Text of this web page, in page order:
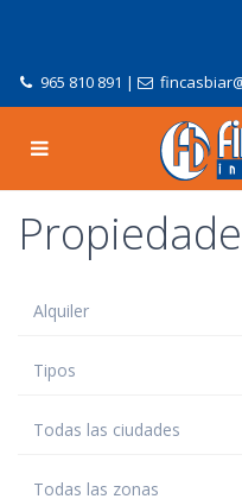
965 810 891 |
Alquiler
Tipos
Todas las ciudades
Todas las zonas